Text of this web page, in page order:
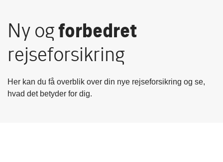
Ny ogforbedret
rejseforsikring
Her kan du få overblik over din nye rejseforsikring og se,
hvad det betyder for dig.